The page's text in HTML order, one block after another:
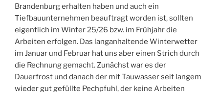
Brandenburg erhalten haben und auch ein
Tiefbauunternehmen beauftragt worden ist, sollten
eigentlich im Winter 25/26 bzw. im Frühjahr die
Arbeiten erfolgen. Das langanhaltende Winterwetter
im Januar und Februar hat uns aber einen Strich durch
die Rechnung gemacht. Zunächst war es der
Dauerfrost und danach der mit Tauwasser seit langem
wieder gut gefüllte Pechpfuhl, der keine Arbeiten